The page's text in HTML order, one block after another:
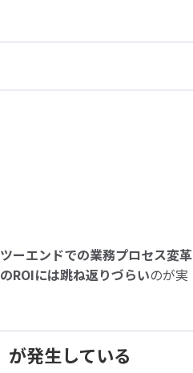
ーエンドでの業務プロセス変革
ROIには跳ね返りづらいのが実
発生している